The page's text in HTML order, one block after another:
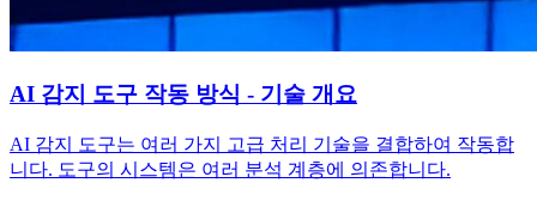
AI 감지 도구 작동 방식 - 기술 개요
AI 감지 도구는 여러 가지 고급 처리 기술을 결합하여 작동합
니다. 도구의 시스템은 여러 분석 계층에 의존합니다.